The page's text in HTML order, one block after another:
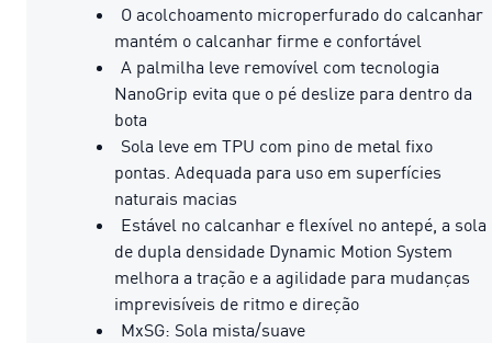
O acolchoamento microperfurado do calcanhar
mantém o calcanhar firme e confortável
A palmilha leve removível com tecnologia
NanoGrip evita que o pé deslize para dentro da
bota
Sola leve em TPU com pino de metal fixo
pontas. Adequada para uso em superfícies
naturais macias
Estável no calcanhar e flexível no antepé, a sola
de dupla densidade Dynamic Motion System
melhora a tração e a agilidade para mudanças
imprevisíveis de ritmo e direção
MxSG: Sola mista/suave